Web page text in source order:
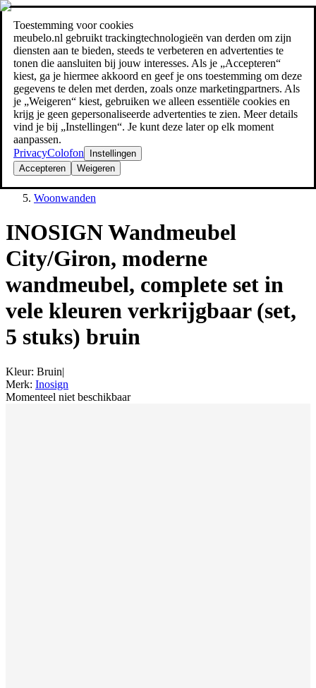
Toestemming voor cookies
meubelo.nl gebruikt trackingtechnologieën van derden om zijn
diensten aan te bieden, steeds te verbeteren en advertenties te
tonen die aansluiten bij jouw interesses. Als je „Accepteren“
kiest, ga je hiermee akkoord en geef je ons toestemming om deze
gegevens te delen met derden, zoals onze marketingpartners. Als
je „Weigeren“ kiest, gebruiken we alleen essentiële cookies en
krijg je geen gepersonaliseerde advertenties te zien. Meer details
vind je bij „Instellingen“. Je kunt deze later op elk moment
aanpassen.
PrivacyColofon
Instellingen
Accepteren
Weigeren
Zoeken
meubel jezelf de beste prijs!meubel jezelf de beste prijs!
Woonkamer
Woonwanden
INOSIGN Wandmeubel
City/Giron, moderne
wandmeubel, complete set in
vele kleuren verkrijgbaar (set,
5 stuks) bruin
Kleur: Bruin|
Merk: Inosign
Momenteel niet beschikbaar